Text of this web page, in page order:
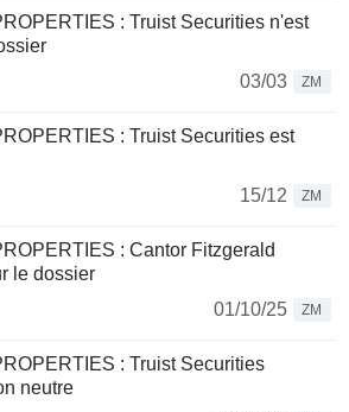
: Truist Securities n'est
03/03
ZM
: Truist Securities est
15/12
ZM
: Cantor Fitzgerald
le dossier
01/10/25
ZM
: Truist Securities
neutre